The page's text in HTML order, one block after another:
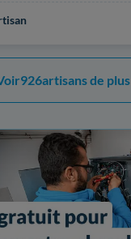
926artisans de plus